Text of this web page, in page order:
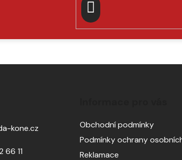
PŘIHLÁSIT
SE
kone.cz
66 11
Obchodní podmínky
Podmínky ochrany
Reklamace